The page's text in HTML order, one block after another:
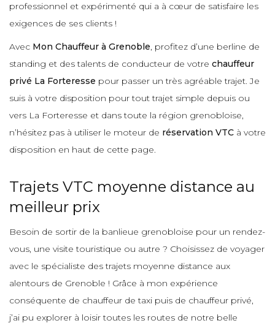
professionnel et expérimenté qui a à cœur de satisfaire les
exigences de ses clients !
Avec Mon Chauffeur à Grenoble, profitez d’une berline de
standing et des talents de conducteur de votre chauffeur
privé La Forteresse pour passer un très agréable trajet. Je
suis à votre disposition pour tout trajet simple depuis ou
vers La Forteresse et dans toute la région grenobloise,
n’hésitez pas à utiliser le moteur de réservation VTC à votre
disposition en haut de cette page.
Trajets VTC moyenne distance au
meilleur prix
Besoin de sortir de la banlieue grenobloise pour un rendez-
vous, une visite touristique ou autre ? Choisissez de voyager
avec le spécialiste des trajets moyenne distance aux
alentours de Grenoble ! Grâce à mon expérience
conséquente de chauffeur de taxi puis de chauffeur privé,
j’ai pu explorer à loisir toutes les routes de notre belle